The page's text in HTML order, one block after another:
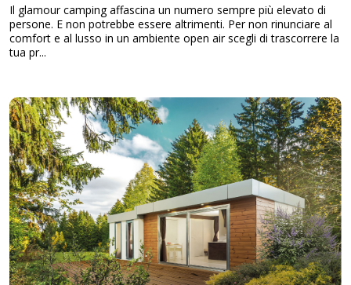
Il glamour camping affascina un numero sempre più elevato di
persone. E non potrebbe essere altrimenti. Per non rinunciare al
comfort e al lusso in un ambiente open air scegli di trascorrere la
tua pr...